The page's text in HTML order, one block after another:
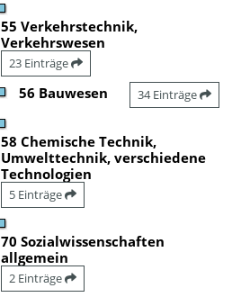
55 Verkehrstechnik,
Verkehrswesen
23 Einträge
56 Bauwesen 34 Einträge
58 Chemische Technik,
Umwelttechnik, verschiedene
Technologien
5 Einträge
70 Sozialwissenschaften
allgemein
2 Einträge